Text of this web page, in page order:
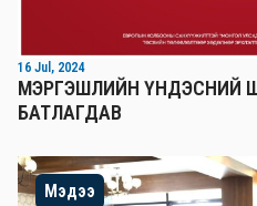
16 Jul, 2024
МЭРГЭШЛИЙН ҮНДЭСНИЙ
БАТЛАГДАВ
Мэдээ